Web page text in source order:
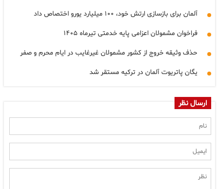
آلمان برای بازسازی ارتش خود، ۱۰۰ میلیارد یورو اختصاص داد
فراخوان مشمولان اعزامی پایه خدمتی تیرماه ۱۴۰۵
حذف وثیقه خروج از کشور مشمولان غیرغایب در ایام محرم و صفر
یگان پاتریوت آلمان در ترکیه مستقر شد
ارسال نظر